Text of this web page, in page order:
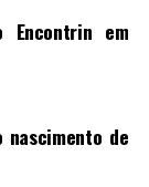
Encontrin em
nascimento de